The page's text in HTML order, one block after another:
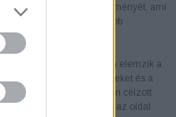
a weboldal felhasználói élményét, ami
időt és alacsonyabb
arányt eredményez.
Az SEO-auditok átfogóan elemzik a
feltárva az erősségeket és a
Az auditok alapján célzott
végezhet, amelyek növelik az oldal